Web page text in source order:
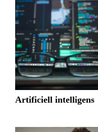
Artificiell intelligens